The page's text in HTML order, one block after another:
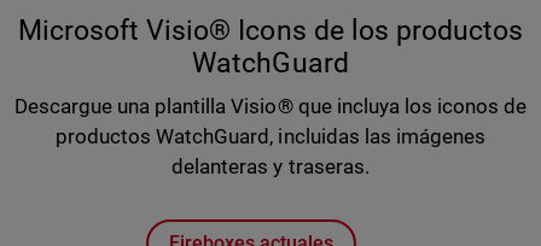
Microsoft Visio® Icons de los productos
WatchGuard
Descargue una plantilla Visio® que incluya los iconos de
productos WatchGuard, incluidas las imágenes
delanteras y traseras.